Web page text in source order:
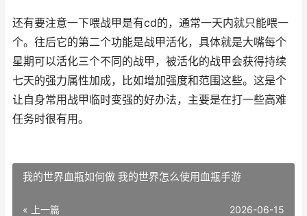
还有要注意一下喂战甲是有cd的，通常一天内就只能喂一
个。往后它的第二个功能是战甲活化，具体就是大嘴每个
星期可以活化三个不同的战甲，被活化的战甲会获得持续
七天的强力属性加成，比如增加强度和范围这些。这是个
让自身常用战甲临时变强的好办法，主要是在打一些高难
任务时很有用。
我的世界血瓶如何做 我的世界怎么使用血瓶手游
« 上一篇 2026-06-15